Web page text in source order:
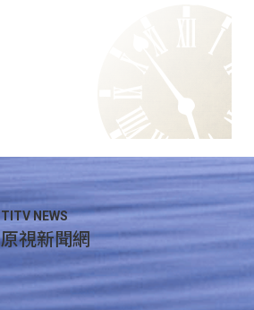
TITV NEWS
原視新聞網